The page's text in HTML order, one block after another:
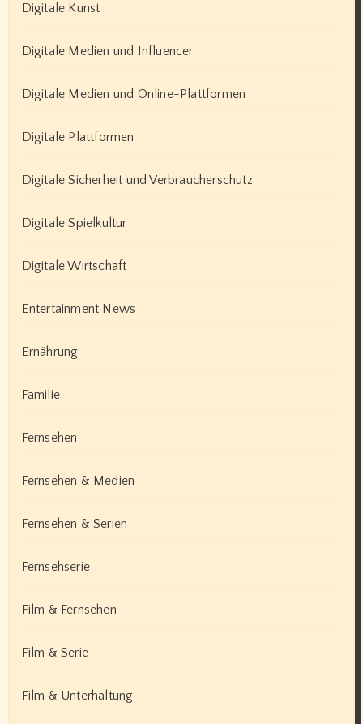
Digitale Kunst
Digitale Medien und Influencer
Digitale Medien und Online-Plattformen
Digitale Plattformen
Digitale Sicherheit und Verbraucherschutz
Digitale Spielkultur
Digitale Wirtschaft
Entertainment News
Ernährung
Familie
Fernsehen
Fernsehen & Medien
Fernsehen & Serien
Fernsehserie
Film & Fernsehen
Film & Serie
Film & Unterhaltung